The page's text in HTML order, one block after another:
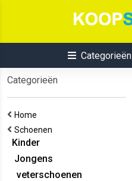
Categorieën
Categorieën
Home
Schoenen
Kinder
Jongens
veterschoenen